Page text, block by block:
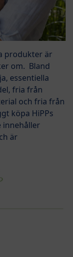
produkter är
om. Bland
essentiella
fria från
och fria från
köpa HiPPs
innehåller
är